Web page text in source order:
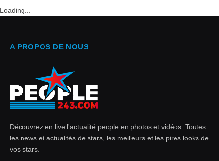
Loading...
A PROPOS DE NOUS
Découvrez en live l'actualité people en photos et vidéos. Toutes
les news et actualités de stars, les meilleurs et les pires looks de
vos stars.